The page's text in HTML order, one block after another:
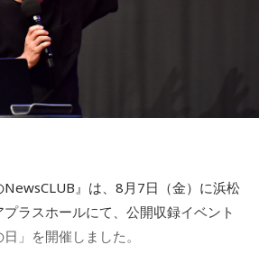
座）
活発な運気です。今日は心の充実感を
好きなことをとことん楽しみましょ
、炭酸水。
座）
じ座）
と良い日です。今日は部屋の片付けを
したり、身の回りの整理を心掛けて過
』は、8月7日（金）に浜松
ラスホールにて、公開収録イベント
」を開催しました。